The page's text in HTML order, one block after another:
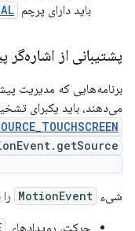
باید دارای پرچم
پشتیبانی از اشاره‌گر
برنامه‌هایی که مدیریت
می‌دهند، باید یکبرای
شیء MotionEvent
حرکت، رویدادهای